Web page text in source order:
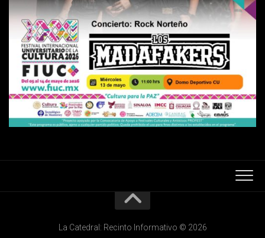
La Catedral: Recinto Informativo © 2026